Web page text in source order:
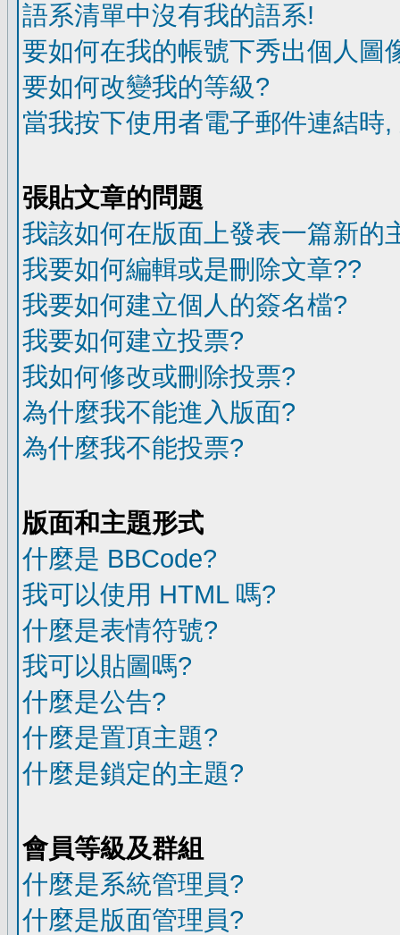
語系清單中沒有我的語系!
要如何在我的帳號下秀出個人圖
要如何改變我的等級?
當我按下使用者電子郵件連結時
張貼文章的問題
我該如何在版面上發表一篇新的
我要如何編輯或是刪除文章??
我要如何建立個人的簽名檔?
我要如何建立投票?
我如何修改或刪除投票?
為什麼我不能進入版面?
為什麼我不能投票?
版面和主題形式
什麼是 BBCode?
我可以使用 HTML 嗎?
什麼是表情符號?
我可以貼圖嗎?
什麼是公告?
什麼是置頂主題?
什麼是鎖定的主題?
會員等級及群組
什麼是系統管理員?
什麼是版面管理員?